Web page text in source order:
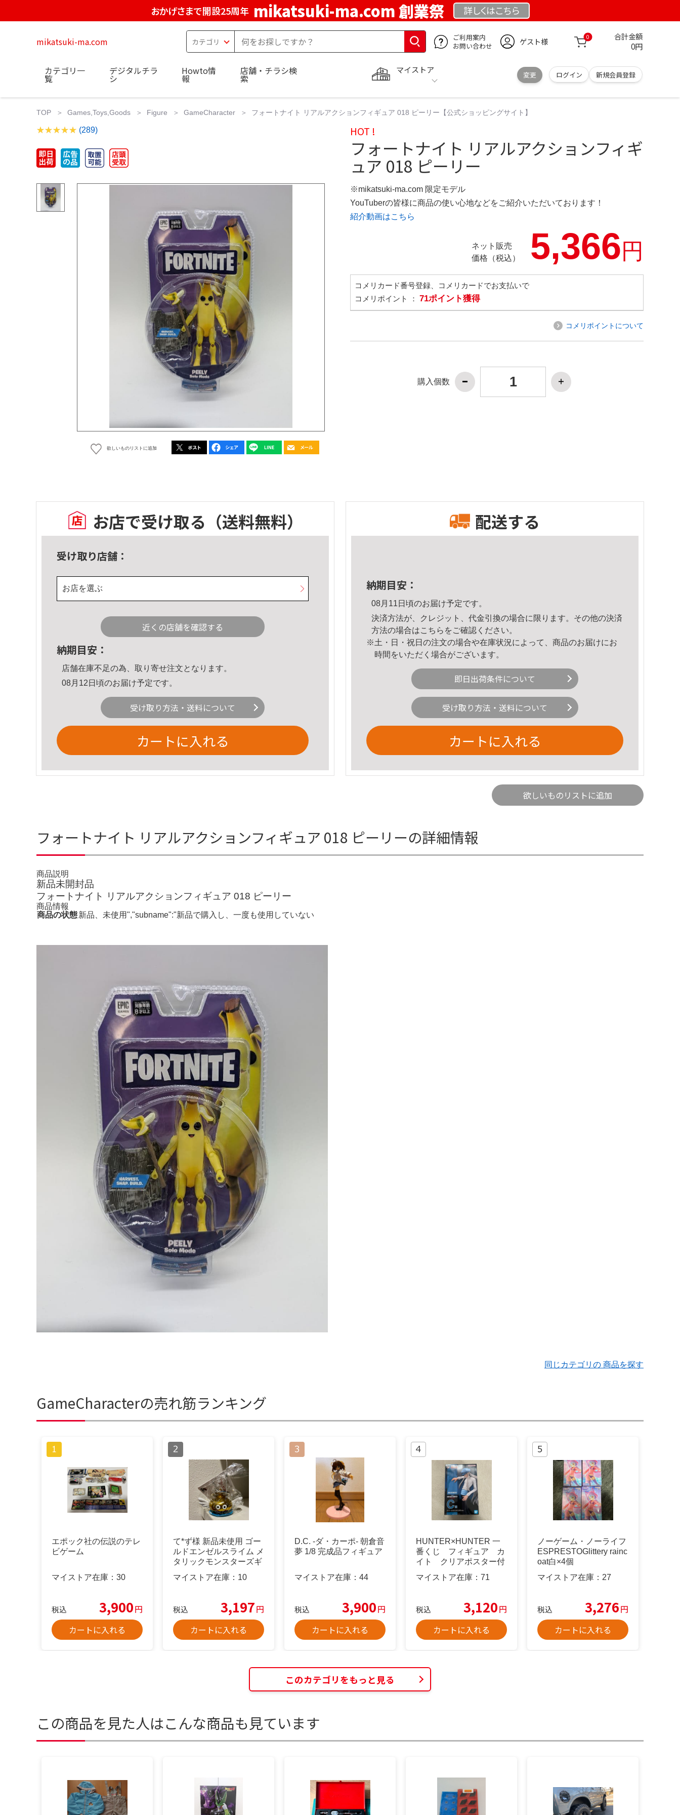
おかげさまで開設25周年 mikatsuki-ma.com 創業祭 詳しくはこちら
mikatsuki-ma.com
ご利用案内
お問い合わせ
ゲスト様 0 合計金額
0円
マイストア
変更 ログイン 新規会員登録
カテゴリ一
覧
デジタルチラ
シ
Howto情
報
店舗・チラシ検
索
TOP Games,Toys,Goods Figure GameCharacter フォートナイト リアルアクションフィギュア 018 ピーリー【公式ショッピングサイト】
(289)
欲しいものリストに追加
HOT !
フォートナイト リアルアクションフィギ
ュア 018 ピーリー
※mikatsuki-ma.com 限定モデル
YouTuberの皆様に商品の使い心地などをご紹介いただいております！
紹介動画はこちら
ネット販売
価格（税込）
5,366円
コメリカード番号登録、コメリカードでお支払いで
コメリポイント ： 71ポイント獲得
コメリポイントについて
購入個数
お店で受け取る （送料無料）
受け取り店舗：
お店を選ぶ
近くの店舗を確認する
納期目安：
店舗在庫不足の為、取り寄せ注文となります。
08月12日頃のお届け予定です。
受け取り方法・送料について
カートに入れる
配送する
納期目安：
08月11日頃のお届け予定です。
決済方法が、クレジット、代金引換の場合に限ります。その他の決済
方法の場合はこちら をご確認ください。
※土・日・祝日の注文の場合や在庫状況によって、商品のお届けにお
時間をいただく場合がございます。
即日出荷条件について
受け取り方法・送料について
カートに入れる
欲しいものリストに追加
フォートナイト リアルアクションフィギュア 018 ピーリーの詳細情報
商品説明
新品未開封品
フォートナイト リアルアクションフィギュア 018 ピーリー
商品情報
商品の状態新品、未使用","subname":"新品で購入し、一度も使用していない
同じカテゴリの 商品を探す
GameCharacterの売れ筋ランキング
エポック社の伝説のテレ
ビゲーム
マイストア在庫： 30
税込 3,900円
カートに入れる
て*ず様 新品未使用 ゴー
ルドエンゼルスライム メ
タリックモンスターズギ
マイストア在庫： 10
税込 3,197円
カートに入れる
D.C. -ダ・カーポ- 朝倉音
夢 1/8 完成品フィギュア
マイストア在庫： 44
税込 3,900円
カートに入れる
HUNTER×HUNTER 一
番くじ フィギュア カ
イト クリアポスター付
マイストア在庫： 71
税込 3,120円
カートに入れる
ノーゲーム・ノーライフ
ESPRESTOGlittery rainc
oat白×4個
マイストア在庫： 27
税込 3,276円
カートに入れる
このカテゴリをもっと見る
この商品を見た人はこんな商品も見ています